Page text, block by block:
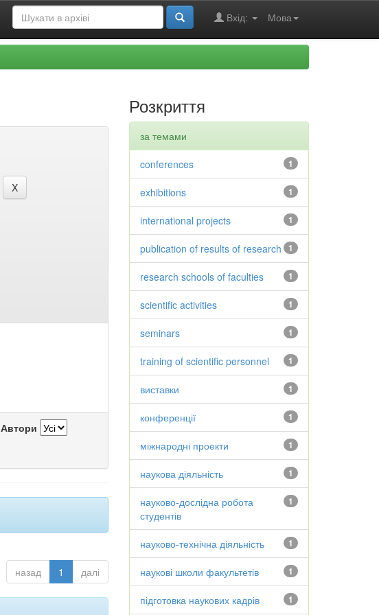
Мова
Вхід:
Автори
назад 1 далі
Розкриття
за темами
1
conferences
1
exhibitions
1
international projects
1
publication of results of research
1
research schools of faculties
1
scientific activities
1
seminars
1
training of scientific personnel
1
виставки
1
конференції
1
міжнародні проекти
1
наукова діяльність
1
науково-дослідна робота
студентів
1
науково-технічна діяльність
1
наукові школи факультетів
1
підготовка наукових кадрів